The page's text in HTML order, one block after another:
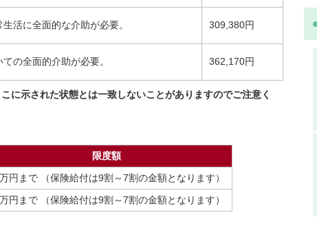
活に全面的な介助が必要。 309,380円
の全面的介助が必要。 362,170円
に示された状態とは一致しないことがありますのでご注意く
限度額
円まで （保険給付は9割～7割の金額となります）
円まで （保険給付は9割～7割の金額となります）